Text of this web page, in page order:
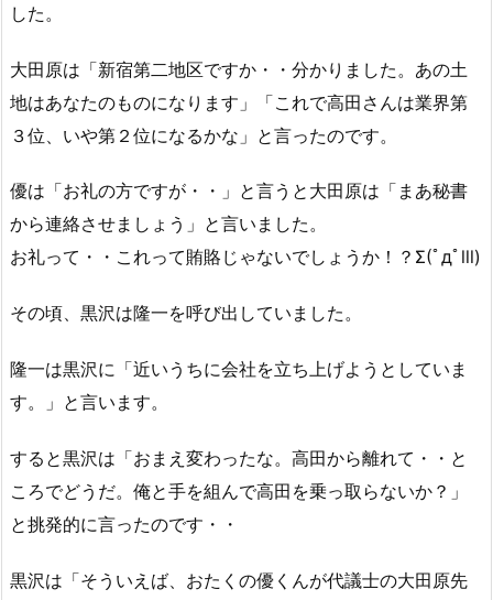
した。
大田原は「新宿第二地区ですか・・分かりました。あの土
地はあなたのものになります」「これで高田さんは業界第
３位、いや第２位になるかな」と言ったのです。
優は「お礼の方ですが・・」と言うと大田原は「まあ秘書
から連絡させましょう」と言いました。
お礼って・・これって賄賂じゃないでしょうか！？Σ(ﾟдﾟlll)
その頃、黒沢は隆一を呼び出していました。
隆一は黒沢に「近いうちに会社を立ち上げようとしていま
す。」と言います。
すると黒沢は「おまえ変わったな。高田から離れて・・と
ころでどうだ。俺と手を組んで高田を乗っ取らないか？」
と挑発的に言ったのです・・
黒沢は「そういえば、おたくの優くんが代議士の大田原先